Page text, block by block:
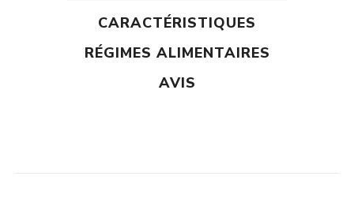
CARACTÉRISTIQUES
RÉGIMES ALIMENTAIRES
AVIS